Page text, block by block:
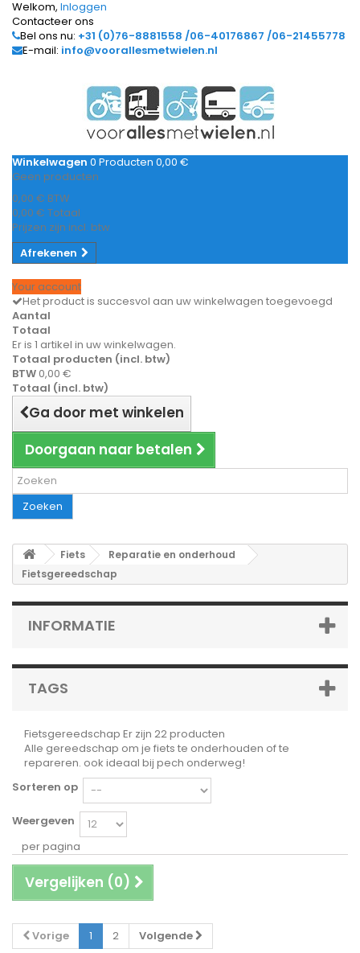
Welkom, Inloggen
Contacteer ons
Bel ons nu: +31 (0)76-8881558 /06-40176867 /06-21455778
E-mail: info@voorallesmetwielen.nl
Winkelwagen 0 Producten 0,00 €
Geen producten
0,00 € BTW
0,00 € Totaal
Prijzen zijn incl. btw
Afrekenen
Your account
Het product is succesvol aan uw winkelwagen toegevoegd
Aantal
Totaal
Er is 1 artikel in uw winkelwagen.
Totaal producten (incl. btw)
BTW 0,00 €
Totaal (incl. btw)
Ga door met winkelen
Doorgaan naar betalen
Zoeken
Fiets
Reparatie en onderhoud
Fietsgereedschap
INFORMATIE
TAGS
Fietsgereedschap Er zijn 22 producten
Alle gereedschap om je fiets te onderhouden of te
repareren. ook ideaal bij pech onderweg!
Sorteren op
Weergeven
per pagina
Vergelijken (0)
Vorige 1 2 Volgende